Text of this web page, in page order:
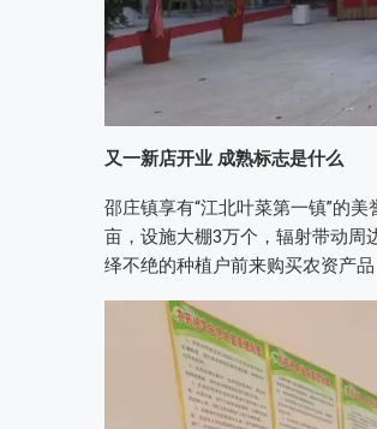
又一新店开业 成熟标志是什么
邵庄镇享有“江北叶菜第一镇”的
亩，设施大棚3万个，辐射带动周
绎不绝的种植户前来购买农资产品